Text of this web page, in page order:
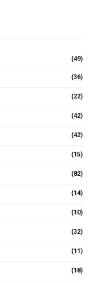
(49)
(36)
(22)
(42)
(42)
(15)
(82)
(14)
(10)
(32)
(11)
(18)